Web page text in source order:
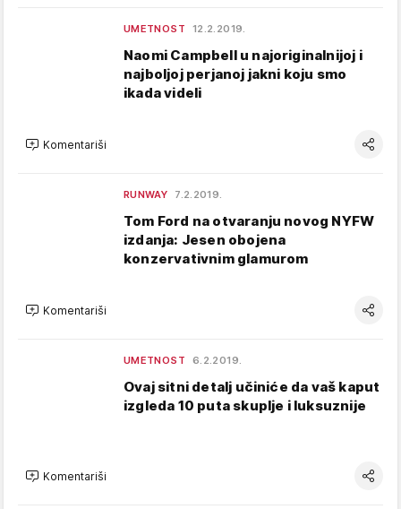
UMETNOST 12.2.2019.
Naomi Campbell u najoriginalnijoj i
najboljoj perjanoj jakni koju smo
ikada videli
Komentariši
RUNWAY 7.2.2019.
Tom Ford na otvaranju novog NYFW
izdanja: Jesen obojena
konzervativnim glamurom
Komentariši
UMETNOST 6.2.2019.
Ovaj sitni detalj učiniće da vaš kaput
izgleda 10 puta skuplje i luksuznije
Komentariši